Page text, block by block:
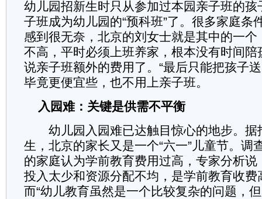
幼儿园招新生时只从参加过本园亲子班的
子班成为幼儿园的“预科班”了。很多家庭条
感到很无奈，北京的刘女士就是其中的一
不高，平时必须上班养家，根本没有时间
说亲子班额外的费用了。“最后只能把孩子
毕竟更便宜些，也不用上亲子班。
入园难：关键是供需不平衡
幼儿园入园难已达触目惊心的地步。据
生，北京的家长又是一个“六一”儿童节。调
的家庭认为学前教育费用过高，专家分析
投入太少和资源分配不均，是学前教育收费
而“幼儿教育虽然是一个比较复杂的问题，